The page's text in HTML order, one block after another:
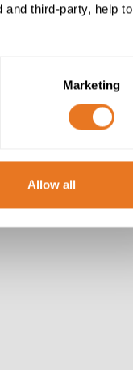
and third-party, help to
Marketing
Allow all